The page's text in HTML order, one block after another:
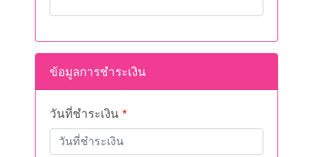
ข้อมูลการชำระเงิน
วันที่ชำระเงิน *